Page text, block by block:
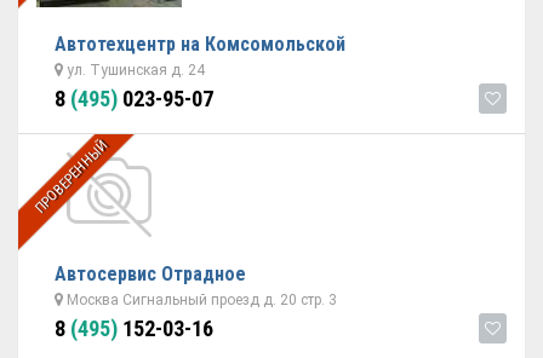
Автотехцентр на Комсомольской
ул. Тушинская д. 24
8 (495) 023-95-07
ПРОВЕРЕННЫЙ
Автосервис Отрадное
Москва Сигнальный проезд д. 20 стр. 3
8 (495) 152-03-16